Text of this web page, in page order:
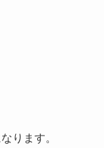
ります。